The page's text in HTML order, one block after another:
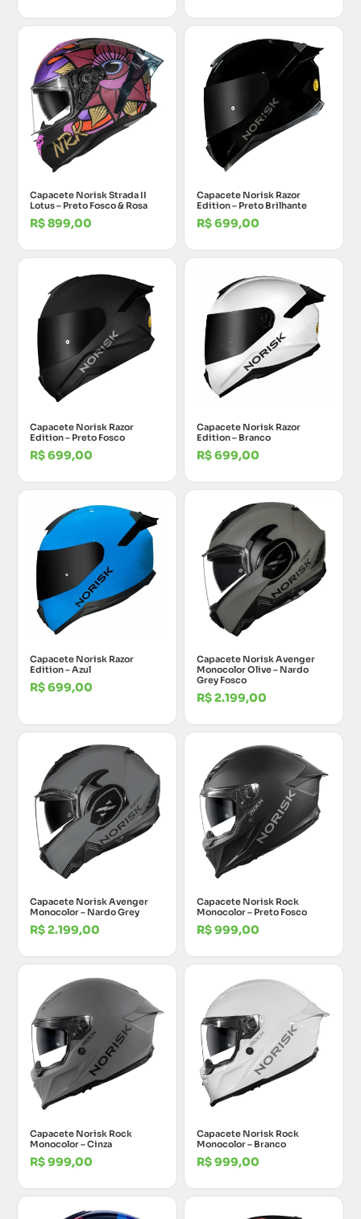
Capacete Norisk Strada II
Lotus – Preto Fosco & Rosa
R$899,00
Capacete Norisk Razor
Edition – Preto Brilhante
R$699,00
Capacete Norisk Razor
Edition – Preto Fosco
R$699,00
Capacete Norisk Razor
Edition – Branco
R$699,00
Capacete Norisk Razor
Edition – Azul
R$699,00
Capacete Norisk Avenger
Monocolor Olive – Nardo
Grey Fosco
R$2.199,00
Capacete Norisk Avenger
Monocolor – Nardo Grey
R$2.199,00
Capacete Norisk Rock
Monocolor – Preto Fosco
R$999,00
Capacete Norisk Rock
Monocolor – Cinza
R$999,00
Capacete Norisk Rock
Monocolor – Branco
R$999,00